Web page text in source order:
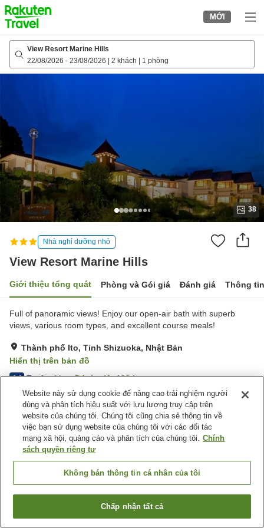
to
top
page
MỚI
View Resort Marine Hills
22/08/2026 - 23/08/2026 2 khách 1 phòng
38
Nhà nghỉ dưỡng nhỏ
View Resort Marine Hills
Giới thiệu tổng quát Phòng và Gói giá Đánh giá Thông
Full of panoramic views! Enjoy our open-air bath with superb
views, various room types, and excellent course meals!
Thành phố Ito, Tỉnh Shizuoka, Nhật Bản
Hiển thị trên bản đồ
4.4 Tuyệt vời Đánh giá:109lượt
Tiện nghi chỗ nghỉ
Bãi đỗ xe
Spa / Salon
Nhà hàng
Lounge
Nhật Bản Tỉnh Shizuoka
Thành phố Ito
View Resort Marine Hills
Tìm phòng trống
Website này sử dụng cookie để nâng cao trải nghiệm người
dùng và phân tích hiệu suất với lưu lượng truy cập trên
website của chúng tôi. Chúng tôi cũng chia sẻ thông tin về
việc bạn sử dụng website của chúng tôi với các đối tác
mạng xã hội, quảng cáo và phân tích của chúng tôi. Chính
sách quyền riêng tư
Không bán thông tin cá nhân của tôi
Chấp nhận tất cả